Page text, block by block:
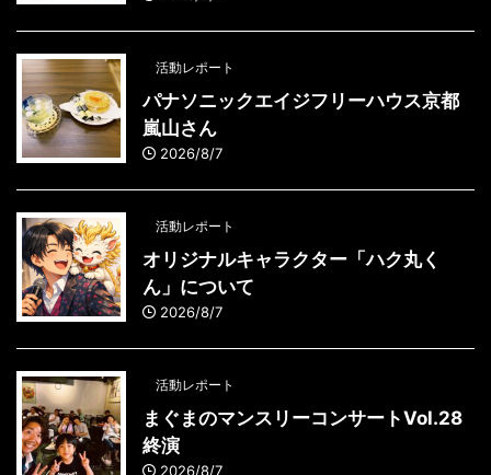
活動レポート
パナソニックエイジフリーハウス京都
嵐山さん
2026/8/7
活動レポート
オリジナルキャラクター「ハク丸く
ん」について
2026/8/7
活動レポート
まぐまのマンスリーコンサートVol.28
終演
2026/8/7